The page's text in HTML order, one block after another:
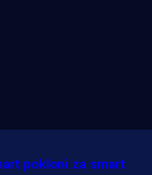
pokloni za smart